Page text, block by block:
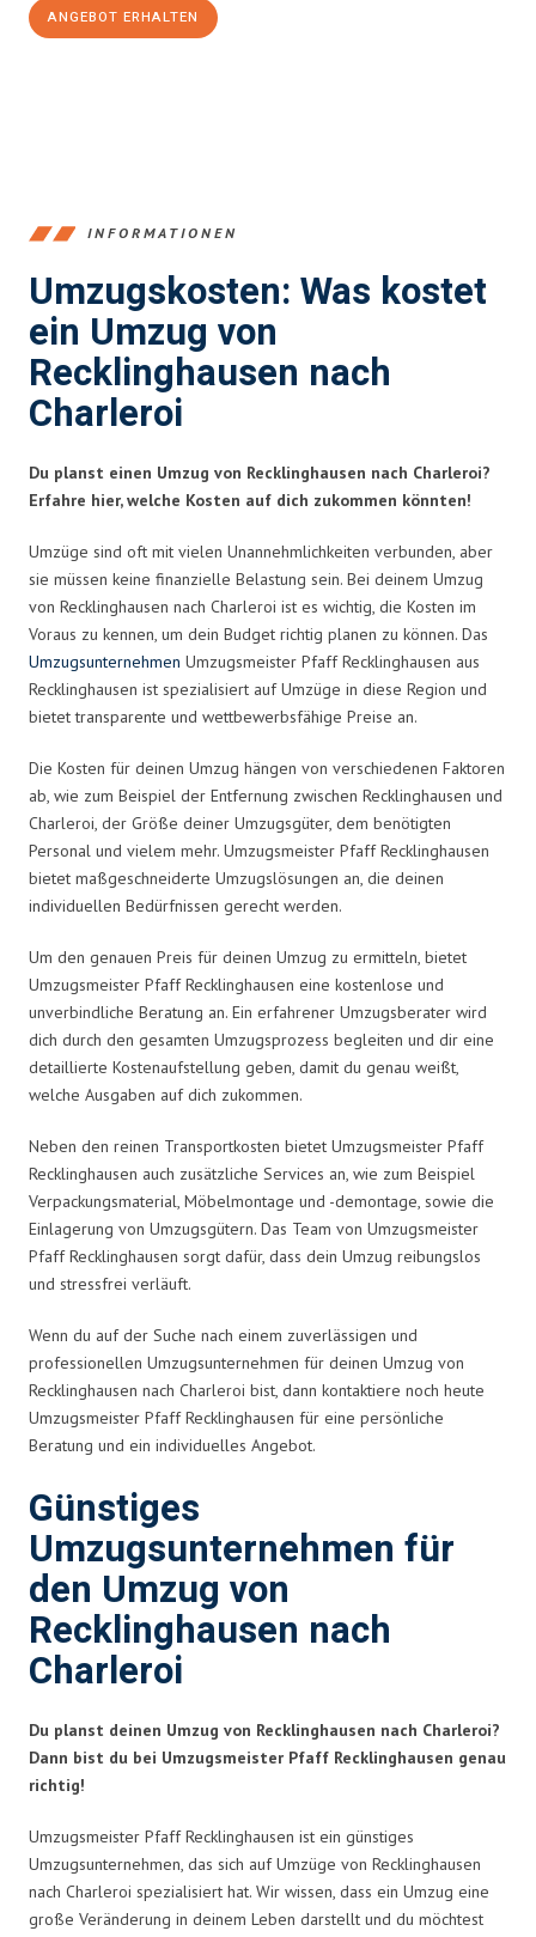
ANGEBOT ERHALTEN
INFORMATIONEN
Umzugskosten: Was kostet
ein Umzug von
Recklinghausen nach
Charleroi
Du planst einen Umzug von Recklinghausen nach Charleroi?
Erfahre hier, welche Kosten auf dich zukommen könnten!
Umzüge sind oft mit vielen Unannehmlichkeiten verbunden, aber
sie müssen keine finanzielle Belastung sein. Bei deinem Umzug
von Recklinghausen nach Charleroi ist es wichtig, die Kosten im
Voraus zu kennen, um dein Budget richtig planen zu können. Das
Umzugsunternehmen Umzugsmeister Pfaff Recklinghausen aus
Recklinghausen ist spezialisiert auf Umzüge in diese Region und
bietet transparente und wettbewerbsfähige Preise an.
Die Kosten für deinen Umzug hängen von verschiedenen Faktoren
ab, wie zum Beispiel der Entfernung zwischen Recklinghausen und
Charleroi, der Größe deiner Umzugsgüter, dem benötigten
Personal und vielem mehr. Umzugsmeister Pfaff Recklinghausen
bietet maßgeschneiderte Umzugslösungen an, die deinen
individuellen Bedürfnissen gerecht werden.
Um den genauen Preis für deinen Umzug zu ermitteln, bietet
Umzugsmeister Pfaff Recklinghausen eine kostenlose und
unverbindliche Beratung an. Ein erfahrener Umzugsberater wird
dich durch den gesamten Umzugsprozess begleiten und dir eine
detaillierte Kostenaufstellung geben, damit du genau weißt,
welche Ausgaben auf dich zukommen.
Neben den reinen Transportkosten bietet Umzugsmeister Pfaff
Recklinghausen auch zusätzliche Services an, wie zum Beispiel
Verpackungsmaterial, Möbelmontage und -demontage, sowie die
Einlagerung von Umzugsgütern. Das Team von Umzugsmeister
Pfaff Recklinghausen sorgt dafür, dass dein Umzug reibungslos
und stressfrei verläuft.
Wenn du auf der Suche nach einem zuverlässigen und
professionellen Umzugsunternehmen für deinen Umzug von
Recklinghausen nach Charleroi bist, dann kontaktiere noch heute
Umzugsmeister Pfaff Recklinghausen für eine persönliche
Beratung und ein individuelles Angebot.
Günstiges
Umzugsunternehmen für
den Umzug von
Recklinghausen nach
Charleroi
Du planst deinen Umzug von Recklinghausen nach Charleroi?
Dann bist du bei Umzugsmeister Pfaff Recklinghausen genau
richtig!
Umzugsmeister Pfaff Recklinghausen ist ein günstiges
Umzugsunternehmen, das sich auf Umzüge von Recklinghausen
nach Charleroi spezialisiert hat. Wir wissen, dass ein Umzug eine
große Veränderung in deinem Leben darstellt und du möchtest